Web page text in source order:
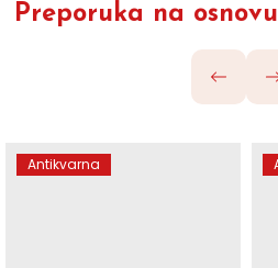
Preporuka na
Antikvarna